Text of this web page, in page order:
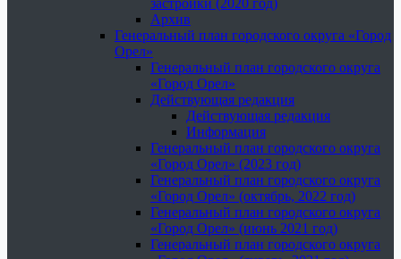
застройки (2020 год)
Архив
Генеральный план городского округа «Город
Орел»
Генеральный план городского округа
«Город Орел»
Действующая редакция
Действующая редакция
Информация
Генеральный план городского округа
«Город Орел» (2023 год)
Генеральный план городского округа
«Город Орел» (октябрь, 2022 год)
Генеральный план городского округа
«Город Орел» (июнь 2021 год)
Генеральный план городского округа